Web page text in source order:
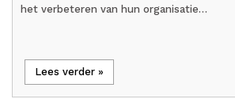
het verbeteren van hun organisatie…
Lees verder »